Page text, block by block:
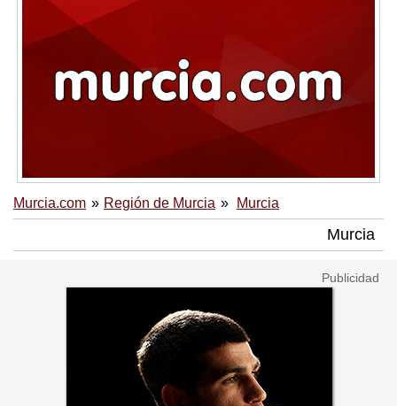
Murcia.com Región de Murcia Murcia
Murcia